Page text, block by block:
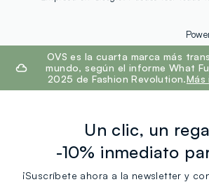
footer.ariatitleOVS es la cuarta marca más
mundo, según el informe What
2025 de Fashion Revolution.Más
Un clic, un
-10% inmediato
¡Suscríbete ahora a la newsletter y